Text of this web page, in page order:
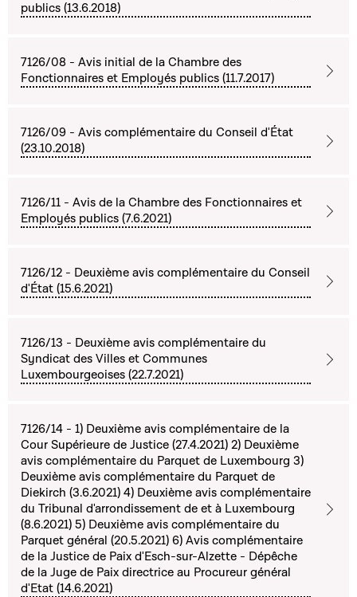
publics (13.6.2018)
7126/08 - Avis initial de la Chambre des
Fonctionnaires et Employés publics (11.7.2017)
7126/09 - Avis complémentaire du Conseil d'État
(23.10.2018)
7126/11 - Avis de la Chambre des Fonctionnaires et
Employés publics (7.6.2021)
7126/12 - Deuxième avis complémentaire du Conseil
d'État (15.6.2021)
7126/13 - Deuxième avis complémentaire du
Syndicat des Villes et Communes
Luxembourgeoises (22.7.2021)
7126/14 - 1) Deuxième avis complémentaire de la
Cour Supérieure de Justice (27.4.2021) 2) Deuxième
avis complémentaire du Parquet de Luxembourg 3)
Deuxième avis complémentaire du Parquet de
Diekirch (3.6.2021) 4) Deuxième avis complémentaire
du Tribunal d'arrondissement de et à Luxembourg
(8.6.2021) 5) Deuxième avis complémentaire du
Parquet général (20.5.2021) 6) Avis complémentaire
de la Justice de Paix d'Esch-sur-Alzette - Dépêche
de la Juge de Paix directrice au Procureur général
d'Etat (14.6.2021)